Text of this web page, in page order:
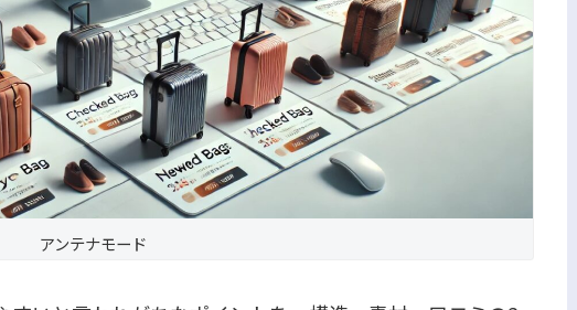
アンテナモード